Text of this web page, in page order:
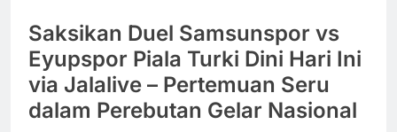
Saksikan Duel Samsunspor vs
Eyupspor Piala Turki Dini Hari Ini
via Jalalive – Pertemuan Seru
dalam Perebutan Gelar Nasional